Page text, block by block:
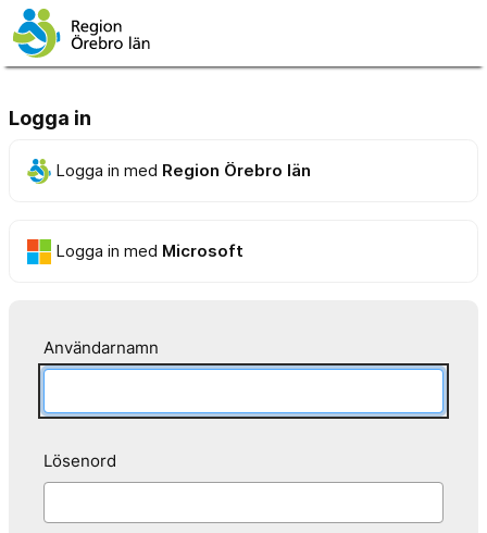
Logga in
Logga in med Region Örebro län
Logga in med Microsoft
Användarnamn
Lösenord